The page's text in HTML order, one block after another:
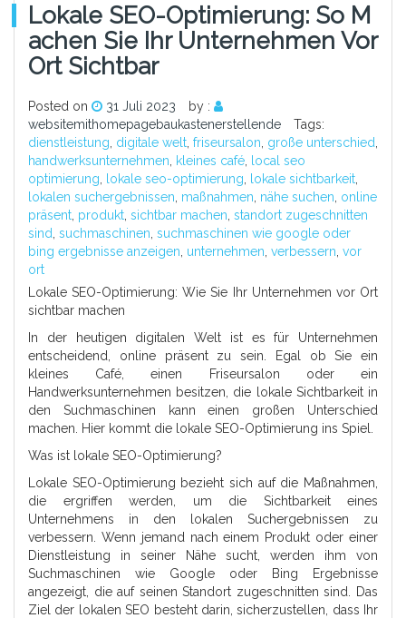
Lokale SEO-Optimierung: So M
Achen Sie Ihr Unternehmen Vor
Ort Sichtbar
Posted on 31 Juli 2023
by :
websitemithomepagebaukastenerstellende
Tags:
dienstleistung digitale welt friseursalon große unterschied
handwerksunternehmen kleines café local seo
optimierung lokale seo-optimierung lokale sichtbarkeit
lokalen suchergebnissen maßnahmen nähe suchen online
präsent produkt sichtbar machen standort zugeschnitten
sind suchmaschinen suchmaschinen wie google oder
bing ergebnisse anzeigen unternehmen verbessern vor
ort
Lokale SEO-Optimierung: Wie Sie Ihr Unternehmen vor Ort
sichtbar machen
In der heutigen digitalen Welt ist es für Unternehmen
entscheidend, online präsent zu sein. Egal ob Sie ein
kleines Café, einen Friseursalon oder ein
Handwerksunternehmen besitzen, die lokale Sichtbarkeit in
den Suchmaschinen kann einen großen Unterschied
machen. Hier kommt die lokale SEO-Optimierung ins Spiel.
Was ist lokale SEO-Optimierung?
Lokale SEO-Optimierung bezieht sich auf die Maßnahmen,
die ergriffen werden, um die Sichtbarkeit eines
Unternehmens in den lokalen Suchergebnissen zu
verbessern. Wenn jemand nach einem Produkt oder einer
Dienstleistung in seiner Nähe sucht, werden ihm von
Suchmaschinen wie Google oder Bing Ergebnisse
angezeigt, die auf seinen Standort zugeschnitten sind. Das
Ziel der lokalen SEO besteht darin, sicherzustellen, dass Ihr